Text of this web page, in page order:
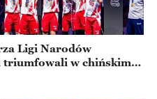
Ligi Narodów
triumfowali w chińskim